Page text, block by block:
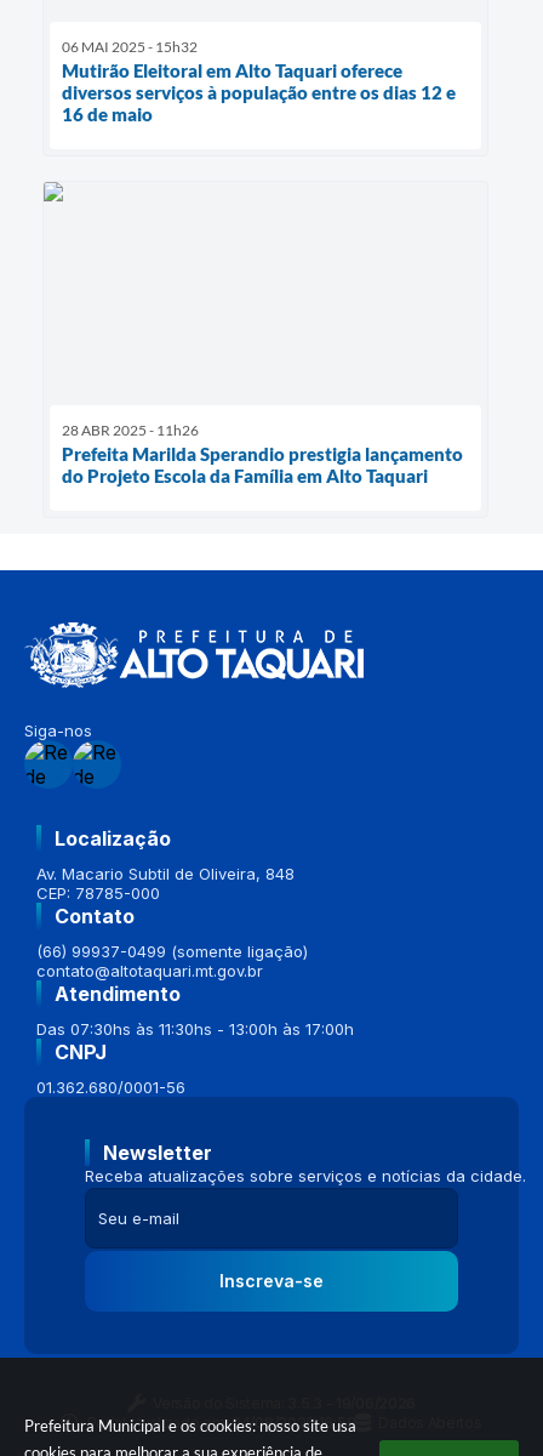
Prefeitura Municipal e os cookies: nosso site usa
06 MAI 2025 - 15h32
Mutirão Eleitoral em Alto Taquari oferece
diversos serviços à população entre os dias 12 e
16 de maio
28 ABR 2025 - 11h26
Prefeita Marilda Sperandio prestigia lançamento
do Projeto Escola da Família em Alto Taquari
Siga-nos
Localização
Av. Macario Subtil de Oliveira, 848
CEP: 78785-000
Contato
(66) 99937-0499 (somente ligação)
contato@altotaquari.mt.gov.br
Atendimento
Das 07:30hs às 11:30hs - 13:00h às 17:00h
CNPJ
01.362.680/0001-56
Newsletter
Receba atualizações sobre serviços e notícias da cidade.
Inscreva-se
Portal atualizado em:04/08/2026 16:58